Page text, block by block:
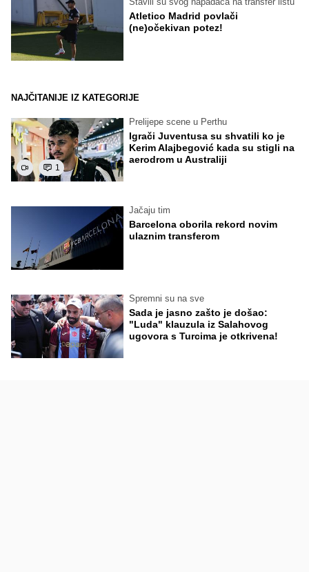
Atletico Madrid povlači
(ne)očekivan potez!
NAJČITANIJE IZ KATEGORIJE
1
Prelijepe scene u Perthu
Igrači Juventusa su shvatili ko je
Kerim Alajbegović kada su stigli na
aerodrom u Australiji
Jačaju tim
Barcelona oborila rekord novim
ulaznim transferom
Spremni su na sve
Sada je jasno zašto je došao:
"Luda" klauzula iz Salahovog
ugovora s Turcima je otkrivena!